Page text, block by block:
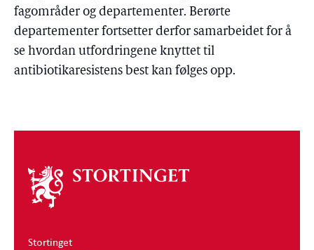
fagområder og departementer. Berørte
departementer fortsetter derfor samarbeidet for å
se hvordan utfordringene knyttet til
antibiotikaresistens best kan følges opp.
Om
stortinget
Stortinget